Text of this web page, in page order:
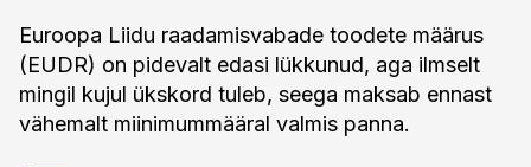
Euroopa Liidu raadamisvabade toodete määrus
(EUDR) on pidevalt edasi lükkunud, aga ilmselt
mingil kujul ükskord tuleb, seega maksab ennast
vähemalt miinimummääral valmis panna.